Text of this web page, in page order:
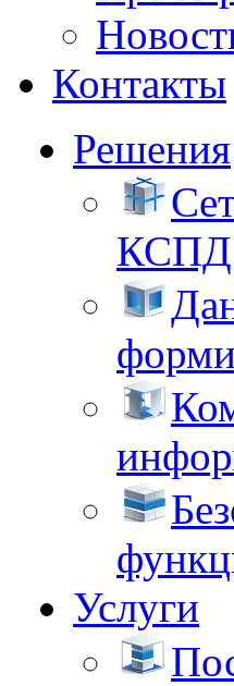
Контакты
Решения
Услуги